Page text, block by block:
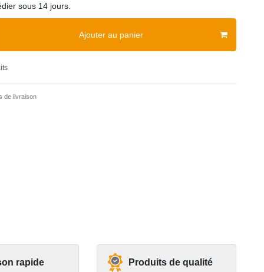
sous 14 jours.
Ajouter au panier
de livraison
rapide Produits de qualité